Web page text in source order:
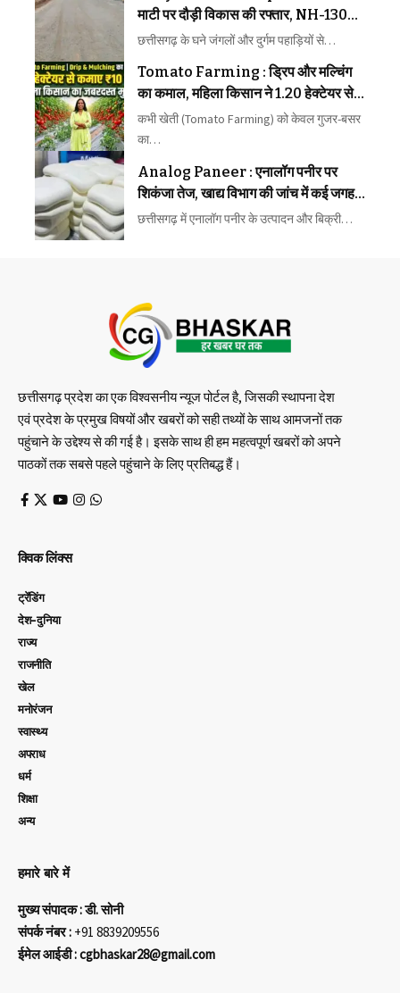
माटी पर दौड़ी विकास की रफ्तार, NH-130D
से बदली अबूझमाड़ की तस्वीर
छत्तीसगढ़ के घने जंगलों और दुर्गम पहाड़ियों से…
Tomato Farming : ड्रिप और मल्चिंग
का कमाल, महिला किसान ने 1.20 हेक्टेयर से
कमाए 10 लाख
कभी खेती (Tomato Farming) को केवल गुजर-बसर
का…
Analog Paneer : एनालॉग पनीर पर
शिकंजा तेज, खाद्य विभाग की जांच में कई जगह
मिली खामियां
छत्तीसगढ़ में एनालॉग पनीर के उत्पादन और बिक्री…
छत्तीसगढ़ प्रदेश का एक विश्वसनीय न्यूज पोर्टल है, जिसकी स्थापना देश
एवं प्रदेश के प्रमुख विषयों और खबरों को सही तथ्यों के साथ आमजनों तक
पहुंचाने के उद्देश्य से की गई है। इसके साथ ही हम महत्वपूर्ण खबरों को अपने
पाठकों तक सबसे पहले पहुंचाने के लिए प्रतिबद्ध हैं।
क्विक लिंक्स
ट्रेंडिंग
देश-दुनिया
राज्य
राजनीति
खेल
मनोरंजन
स्वास्थ्य
अपराध
धर्म
शिक्षा
अन्य
हमारे बारे में
मुख्य संपादक : डी. सोनी
संपर्क नंबर : +91 8839209556
ईमेल आईडी : cgbhaskar28@gmail.com